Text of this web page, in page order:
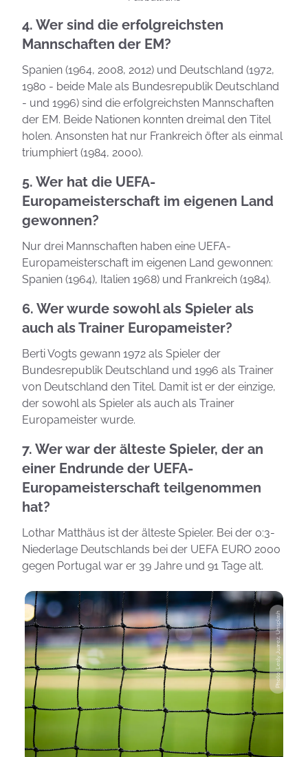
4. Wer sind die erfolgreichsten
Mannschaften der EM?
Spanien (1964, 2008, 2012) und Deutschland (1972,
1980 - beide Male als Bundesrepublik Deutschland
- und 1996) sind die erfolgreichsten Mannschaften
der EM. Beide Nationen konnten dreimal den Titel
holen. Ansonsten hat nur Frankreich öfter als einmal
triumphiert (1984, 2000).
5. Wer hat die UEFA-
Europameisterschaft im eigenen Land
gewonnen?
Nur drei Mannschaften haben eine UEFA-
Europameisterschaft im eigenen Land gewonnen:
Spanien (1964), Italien 1968) und Frankreich (1984).
6. Wer wurde sowohl als Spieler als
auch als Trainer Europameister?
Berti Vogts gewann 1972 als Spieler der
Bundesrepublik Deutschland und 1996 als Trainer
von Deutschland den Titel. Damit ist er der einzige,
der sowohl als Spieler als auch als Trainer
Europameister wurde.
7. Wer war der älteste Spieler, der an
einer Endrunde der UEFA-
Europameisterschaft teilgenommen
hat?
Lothar Matthäus ist der älteste Spieler. Bei der 0:3-
Niederlage Deutschlands bei der UEFA EURO 2000
gegen Portugal war er 39 Jahre und 91 Tage alt.
Photo: Lesly Juarez, Unsplash